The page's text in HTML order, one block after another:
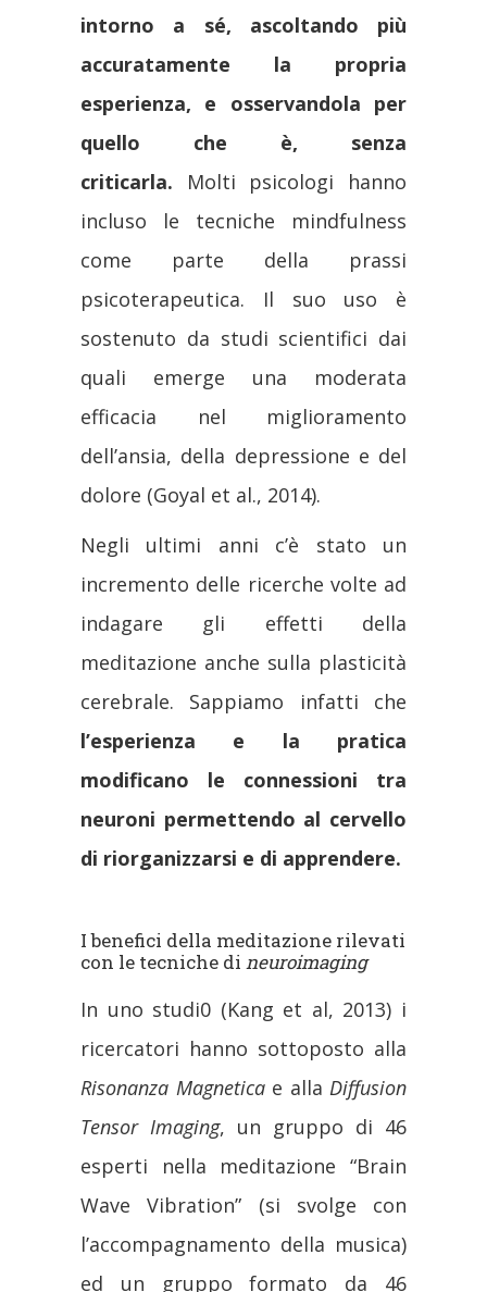
intorno a sé, ascoltando più
accuratamente la propria
esperienza, e osservandola per
quello che è, senza
criticarla. Molti psicologi hanno
incluso le tecniche mindfulness
come parte della prassi
psicoterapeutica. Il suo uso è
sostenuto da studi scientifici dai
quali emerge una moderata
efficacia nel miglioramento
dell’ansia, della depressione e del
dolore (Goyal et al., 2014).
Negli ultimi anni c’è stato un
incremento delle ricerche volte ad
indagare gli effetti della
meditazione anche sulla plasticità
cerebrale. Sappiamo infatti che
l’esperienza e la pratica
modificano le connessioni tra
neuroni permettendo al cervello
di riorganizzarsi e di apprendere.
I benefici della meditazione rilevati
con le tecniche di neuroimaging
In uno studi0 (Kang et al, 2013) i
ricercatori hanno sottoposto alla
Risonanza Magneticae alla Diffusion
Tensor Imaging, un gruppo di 46
esperti nella meditazione “Brain
Wave Vibration” (si svolge con
l’accompagnamento della musica)
ed un gruppo formato da 46